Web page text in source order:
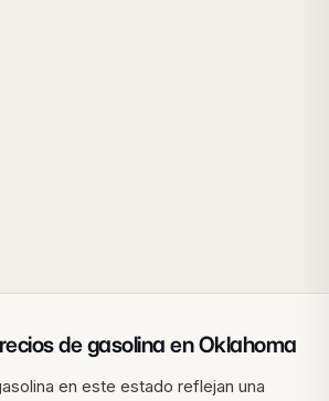
de gasolina en Oklahoma
en este estado reflejan una